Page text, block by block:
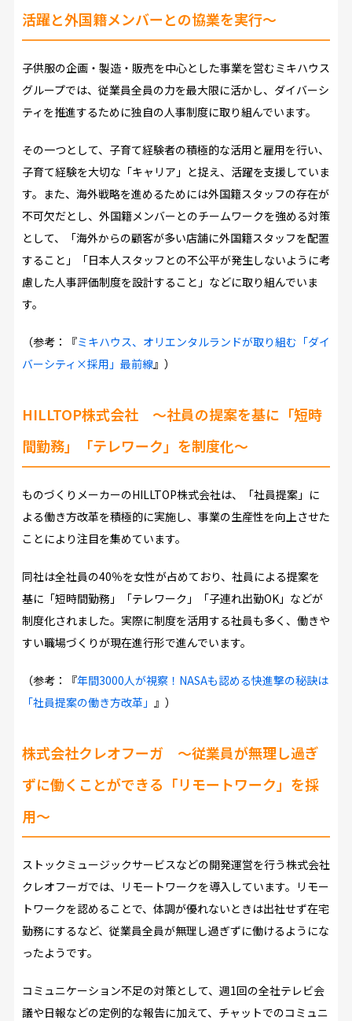
活躍と外国籍メンバーとの協業を実行～
子供服の企画・製造・販売を中心とした事業を営むミキハウス
グループでは、従業員全員の力を最大限に活かし、ダイバーシ
ティを推進するために独自の人事制度に取り組んでいます。
その一つとして、子育て経験者の積極的な活用と雇用を行い、
子育て経験を大切な「キャリア」と捉え、活躍を支援していま
す。また、海外戦略を進めるためには外国籍スタッフの存在が
不可欠だとし、外国籍メンバーとのチームワークを強める対策
として、「海外からの顧客が多い店舗に外国籍スタッフを配置
すること」「日本人スタッフとの不公平が発生しないように考
慮した人事評価制度を設計すること」などに取り組んでいま
す。
（参考：『ミキハウス、オリエンタルランドが取り組む「ダイ
バーシティ×採用」最前線』）
HILLTOP株式会社～社員の提案を基に「短時
間勤務」「テレワーク」を制度化～
ものづくりメーカーのHILLTOP株式会社は、「社員提案」に
よる働き方改革を積極的に実施し、事業の生産性を向上させた
ことにより注目を集めています。
同社は全社員の40％を女性が占めており、社員による提案を
基に「短時間勤務」「テレワーク」「子連れ出勤OK」などが
制度化されました。実際に制度を活用する社員も多く、働きや
すい職場づくりが現在進行形で進んでいます。
（参考：『年間3000人が視察！NASAも認める快進撃の秘訣は
「社員提案の働き方改革」 』）
株式会社クレオフーガ ～従業員が無理し過ぎ
ずに働くことができる「リモートワーク」を採
用～
ストックミュージックサービスなどの開発運営を行う株式会社
クレオフーガでは、リモートワークを導入しています。リモー
トワークを認めることで、体調が優れないときは出社せず在宅
勤務にするなど、従業員全員が無理し過ぎずに働けるようにな
ったようです。
コミュニケーション不足の対策として、週1回の全社テレビ会
議や日報などの定例的な報告に加えて、チャットでのコミュニ